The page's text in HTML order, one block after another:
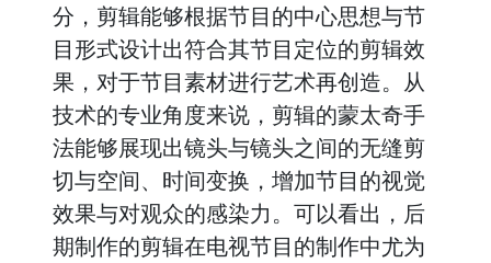
分，剪辑能够根据节目的中心思想与节
目形式设计出符合其节目定位的剪辑效
果，对于节目素材进行艺术再创造。从
技术的专业角度来说，剪辑的蒙太奇手
法能够展现出镜头与镜头之间的无缝剪
切与空间、时间变换，增加节目的视觉
效果与对观众的感染力。可以看出，后
期制作的剪辑在电视节目的制作中尤为